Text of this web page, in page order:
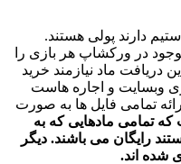
دارند پولی هستند.
در ورکشاپ هر بازی را
دریافت ماد نیازمند خرید
وبسایت و اجاره هاست
تمامی فایل ها به صورت
که تمامی مادهایی که به
رایگان می باشند. دیگر
شده اند.